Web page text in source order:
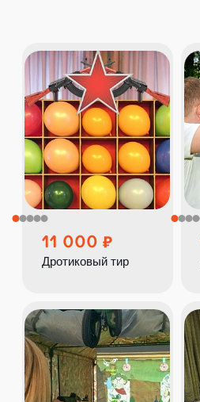
11 000
Дротиковый тир